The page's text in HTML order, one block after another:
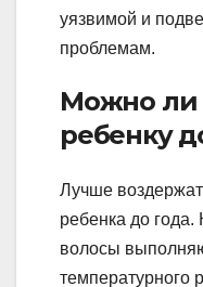
уязвимой и
проблемам.
Можно ли
ребенку
Лучше
ребенка до
волосы
температурного